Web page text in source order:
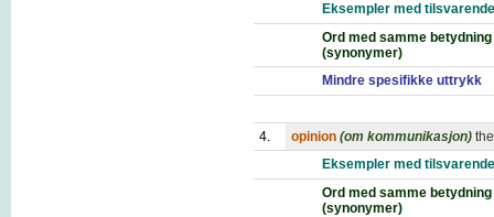
Eksempler med
Ord med samme betydning
(synonymer)
Mindre spesifikke uttrykk
4. opinion (om kommunikasjon)
Eksempler med
Ord med samme betydning
(synonymer)